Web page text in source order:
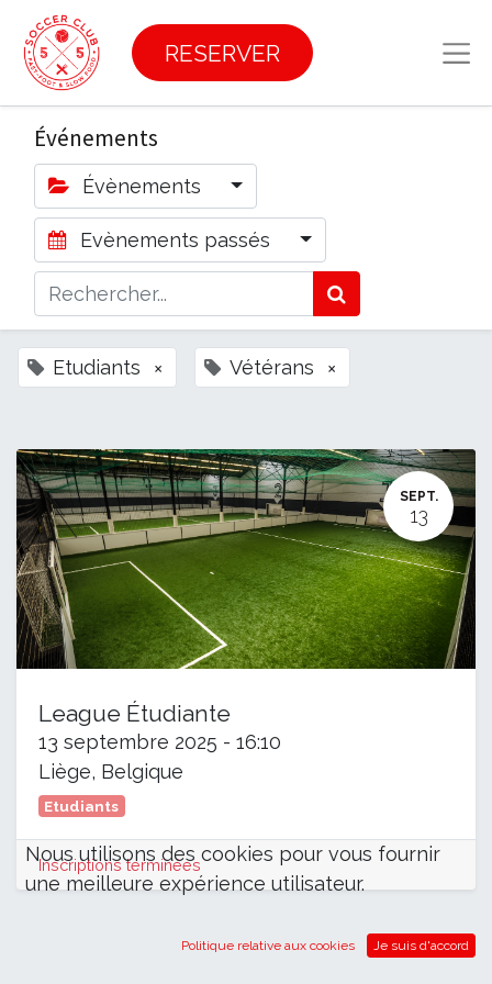
RESERVER
Événements
Évènements
Evènements passés
Etudiants × Vétérans ×
SEPT.
13
League Étudiante
13 septembre 2025 - 16:10
Liège, Belgique
Etudiants
Inscriptions terminées
Nous utilisons des cookies pour vous fournir
une meilleure expérience utilisateur.
Politique relative aux cookies Je suis d'accord